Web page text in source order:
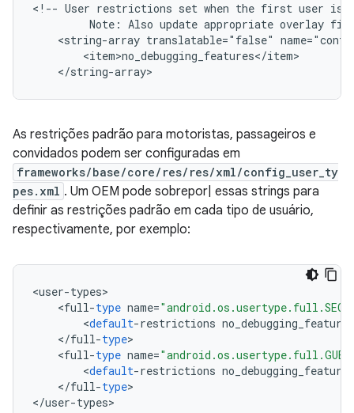
<!-- User restrictions set when the first user is
Note: Also update appropriate overlay
<string-array translatable="false"
        <item>no_debugging_features</item>
    </string-array>
As restrições padrão para motoristas, passageiros e
convidados podem ser configuradas em
frameworks/base/core/res/res/xml/config_user_ty
pes.xml . Um OEM pode sobrepor| essas strings para
definir as restrições padrão em cada tipo de usuário,
respectivamente, por exemplo:
<user-types
<full-type name=
<default-restrictions no_debugging_features
</full-type
<full-type name=
<default-restrictions no_debugging_features
</full-type>
</user-types>